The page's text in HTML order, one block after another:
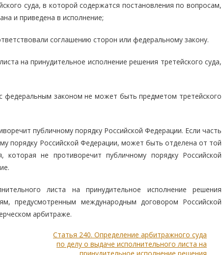
суда, в которой содержатся постановления по вопросам,
и приведена в исполнение;
соглашению сторон или федеральному закону.
на принудительное исполнение решения третейского суда,
федеральным законом не может быть предметом третейского
публичному порядку Российской Федерации. Если часть
порядку Российской Федерации, может быть отделена от той
не противоречит публичному порядку Российской
листа на принудительное исполнение решения
предусмотренным международным договором Российской
арбитраже.
Статья 240. Определение арбитражного суда
по делу о выдаче исполнительного листа на